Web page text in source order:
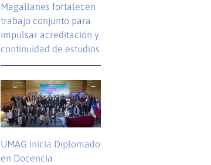
Magallanes fortalecen
trabajo conjunto para
impulsar acreditación y
continuidad de estudios
UMAG inicia Diplomado
en Docencia